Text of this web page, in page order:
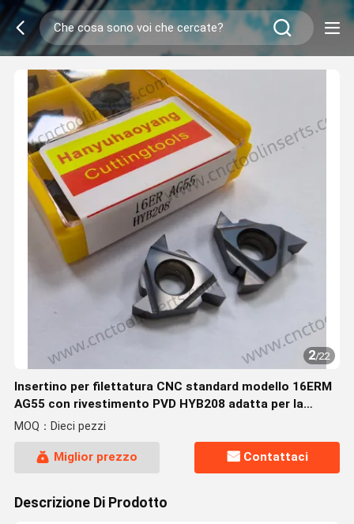
2/22
Insertino per filettatura CNC standard modello 16ERM
AG55 con rivestimento PVD HYB208 adatta per la
lavorazione di materiali difficili da lavorare eccetto
MOQ：Dieci pezzi
Miglior prezzo Contattaci
Descrizione Di Prodotto